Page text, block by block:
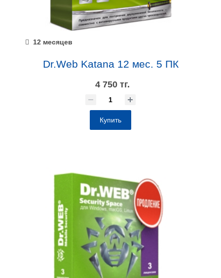
12 месяцев
Dr.Web Katana 12 мес. 5 ПК
4 750 тг.
Купить